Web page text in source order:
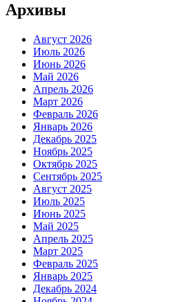
Архивы
Август 2026
Июль 2026
Июнь 2026
Май 2026
Апрель 2026
Март 2026
Февраль 2026
Январь 2026
Декабрь 2025
Ноябрь 2025
Октябрь 2025
Сентябрь 2025
Август 2025
Июль 2025
Июнь 2025
Май 2025
Апрель 2025
Март 2025
Февраль 2025
Январь 2025
Декабрь 2024